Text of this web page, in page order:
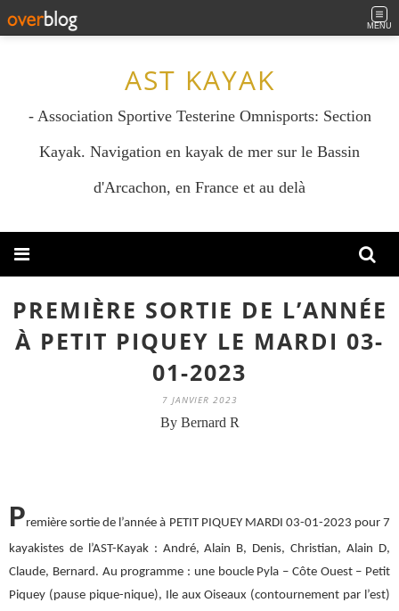
MENU
AST KAYAK
- Association Sportive Testerine Omnisports: Section
Kayak. Navigation en kayak de mer sur le Bassin
d'Arcachon, en France et au delà
​​​​​​​PREMIÈRE SORTIE DE L’ANNÉE
À PETIT PIQUEY LE MARDI 03-
01-2023
7 JANVIER 2023
By Bernard R
Première sortie de l’année à PETIT PIQUEY MARDI 03-01-2023 pour 7
kayakistes de l’AST-Kayak : André, Alain B, Denis, Christian, Alain D,
Claude, Bernard. Au programme : une boucle Pyla – Côte Ouest – Petit
Piquey (pause pique-nique), Ile aux Oiseaux (contournement par l’est)